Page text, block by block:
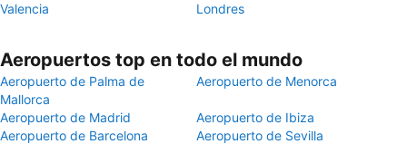
Valencia
Londres
Aeropuertos top en todo el mundo
Aeropuerto de Palma de
Mallorca
Aeropuerto de Menorca
Aeropuerto de Madrid
Aeropuerto de Ibiza
Aeropuerto de Barcelona
Aeropuerto de Sevilla